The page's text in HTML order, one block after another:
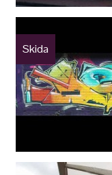
Skida